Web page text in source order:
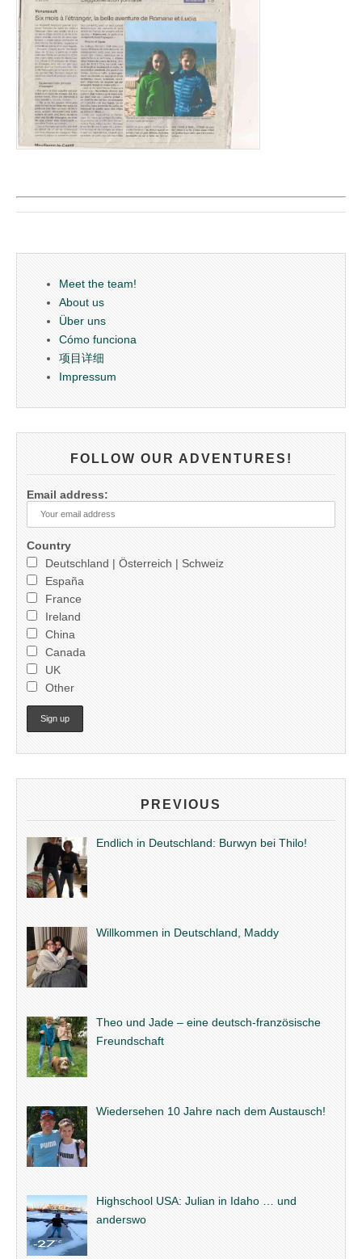
Meet the team!
About us
Über uns
Cómo funciona
项目详细
Impressum
FOLLOW OUR ADVENTURES!
Email address:
Country
Deutschland | Österreich | Schweiz
España
France
Ireland
China
Canada
UK
Other
PREVIOUS
Endlich in Deutschland: Burwyn bei Thilo!
Willkommen in Deutschland, Maddy
Theo und Jade – eine deutsch-französische
Freundschaft
Wiedersehen 10 Jahre nach dem Austausch!
Highschool USA: Julian in Idaho … und
anderswo